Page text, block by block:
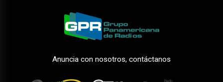
Anuncia con nosotros, contáctanos